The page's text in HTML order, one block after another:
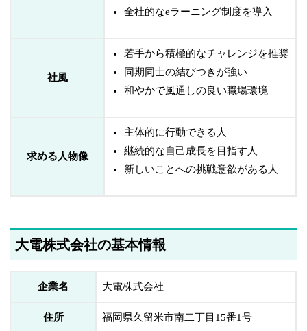
全社的なeラーニング制度を導入
社風
若手から積極的なチャレンジを推奨
同期同士の結びつきが強い
和やかで風通しの良い職場環境
求める人物像
主体的に行動できる人
継続的な自己成長を目指す人
新しいことへの挑戦意欲がある人
大電株式会社の基本情報
企業名 大電株式会社
住所 福岡県久留米市南二丁目15番1号